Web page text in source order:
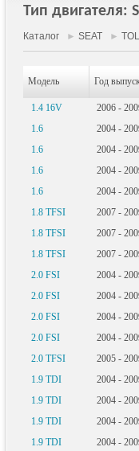
Тип двигателя:
Каталог ► SEAT ►
Модель Год
1.4 16V 2006 -
1.6
2004 -
1.6
2004 -
1.6
2004 -
1.6
2004 -
1.8 TFSI
2007 -
1.8 TFSI
2007 -
1.8 TFSI
2007 -
2.0 FSI
2004 -
2.0 FSI
2004 -
2.0 FSI
2004 -
2.0 FSI
2004 -
2.0 TFSI
2005 -
1.9 TDI
2004 -
1.9 TDI
2004 -
1.9 TDI
2004 -
1.9 TDI
2004 -